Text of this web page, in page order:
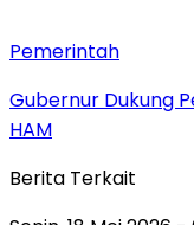
Pemerintah
Gubernur Dukung
HAM
Berita Terkait